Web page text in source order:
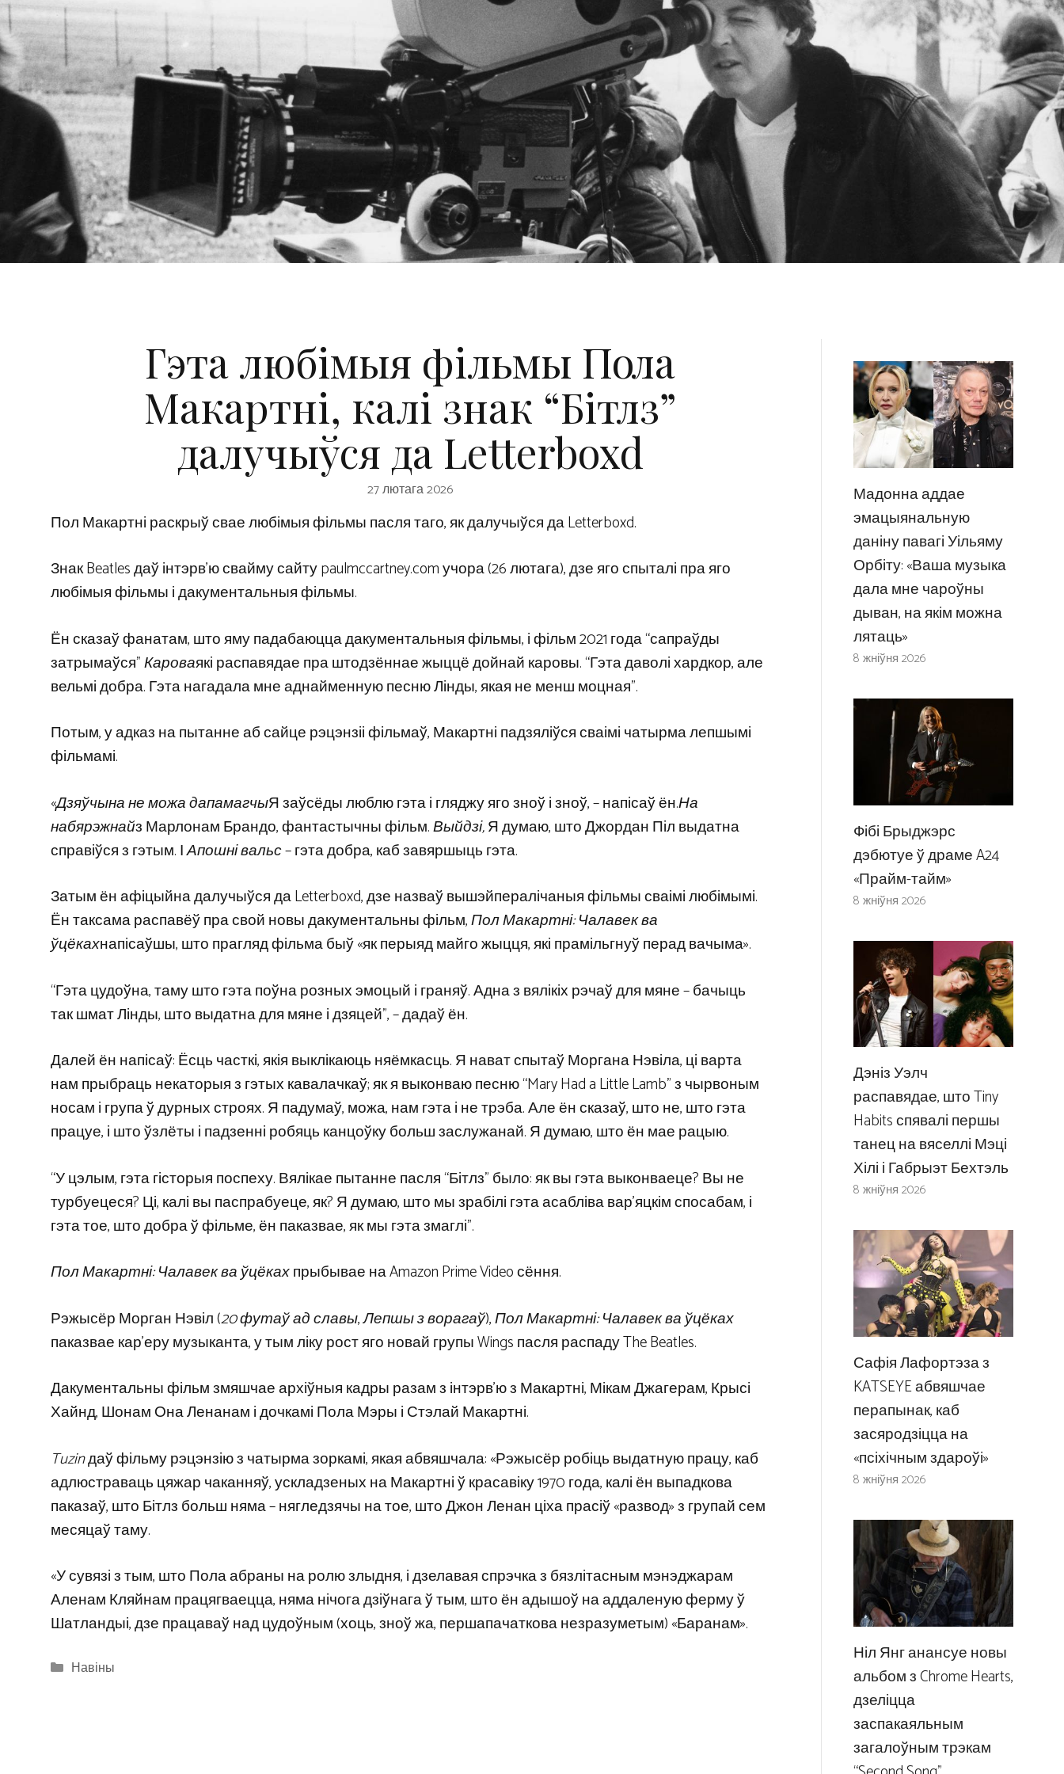
Гэта любімыя фільмы Пола
Макартні, калі знак “Бітлз”
далучыўся да Letterboxd
27 лютага 2026
Пол Макартні раскрыў свае любімыя фільмы пасля таго, як далучыўся да Letterboxd.
Знак Beatles даў інтэрв’ю свайму сайту paulmccartney.com учора (26 лютага), дзе яго спыталі пра яго
любімыя фільмы і дакументальныя фільмы.
Ён сказаў фанатам, што яму падабаюцца дакументальныя фільмы, і фільм 2021 года “сапраўды
затрымаўся”Кароваякі распавядае пра штодзённае жыццё дойнай каровы. “Гэта даволі хардкор, але
вельмі добра. Гэта нагадала мне аднайменную песню Лінды, якая не менш моцная”.
Потым, у адказ на пытанне аб сайце рэцэнзіі фільмаў, Макартні падзяліўся сваімі чатырма лепшымі
фільмамі.
«Дзяўчына не можа дапамагчыЯ заўсёды люблю гэта і гляджу яго зноў і зноў, – напісаў ён.На
набярэжнайз Марлонам Брандо, фантастычны фільм.Выйдзі,Я думаю, што Джордан Піл выдатна
справіўся з гэтым. ІАпошні вальс– гэта добра, каб завяршыць гэта.
Затым ён афіцыйна далучыўся да Letterboxd, дзе назваў вышэйпералічаныя фільмы сваімі любімымі.
Ён таксама распавёў пра свой новы дакументальны фільм,Пол Макартні: Чалавек ва
ўцёкахнапісаўшы, што прагляд фільма быў «як перыяд майго жыцця, які прамільгнуў перад вачыма».
“Гэта цудоўна, таму што гэта поўна розных эмоцый і граняў. Адна з вялікіх рэчаў для мяне – бачыць
так шмат Лінды, што выдатна для мяне і дзяцей”, – дадаў ён.
Далей ён напісаў: Ёсць часткі, якія выклікаюць няёмкасць. Я нават спытаў Моргана Нэвіла, ці варта
нам прыбраць некаторыя з гэтых кавалачкаў; як я выконваю песню “Mary Had a Little Lamb” з чырвоным
носам і група ў дурных строях. Я падумаў, можа, нам гэта і не трэба. Але ён сказаў, што не, што гэта
працуе, і што ўзлёты і падзенні робяць канцоўку больш заслужанай. Я думаю, што ён мае рацыю.
“У цэлым, гэта гісторыя поспеху. Вялікае пытанне пасля “Бітлз” было: як вы гэта выконваеце? Вы не
турбуецеся? Ці, калі вы паспрабуеце, як? Я думаю, што мы зрабілі гэта асабліва вар’яцкім спосабам, і
гэта тое, што добра ў фільме, ён паказвае, як мы гэта змаглі”.
Пол Макартні: Чалавек ва ўцёкахпрыбывае на Amazon Prime Video сёння.
Рэжысёр Морган Нэвіл (20 футаў ад славы,Лепшы з ворагаў),Пол Макартні: Чалавек ва ўцёках
паказвае кар’еру музыканта, у тым ліку рост яго новай групы Wings пасля распаду The Beatles.
Дакументальны фільм змяшчае архіўныя кадры разам з інтэрв’ю з Макартні, Мікам Джагерам, Крысі
Хайнд, Шонам Она Ленанам і дочкамі Пола Мэры і Стэлай Макартні.
Tuzinдаў фільму рэцэнзію з чатырма зоркамі, якая абвяшчала: «Рэжысёр робіць выдатную працу, каб
адлюстраваць цяжар чаканняў, ускладзеных на Макартні ў красавіку 1970 года, калі ён выпадкова
паказаў, што Бітлз больш няма – нягледзячы на ​​тое, што Джон Ленан ціха прасіў «развод» з групай сем
месяцаў таму.
«У сувязі з тым, што Пола абраны на ролю злыдня, і дзелавая спрэчка з бязлітасным мэнэджарам
Аленам Кляйнам працягваецца, няма нічога дзіўнага ў тым, што ён адышоў на аддаленую ферму ў
Шатландыі, дзе працаваў над цудоўным (хоць, зноў жа, першапачаткова незразуметым) «Баранам».
Categories
Навіны
Мадонна аддае
эмацыянальную
даніну павагі Уільяму
Орбіту: «Ваша музыка
дала мне чароўны
дыван, на якім можна
лятаць»
8 жніўня 2026
Фібі Брыджэрс
дэбютуе ў драме A24
«Прайм-тайм»
8 жніўня 2026
Дэніз Уэлч
распавядае, што Tiny
Habits спявалі першы
танец на вяселлі Мэці
Хілі і Габрыэт Бехтэль
8 жніўня 2026
Сафія Лафортэза з
KATSEYE абвяшчае
перапынак, каб
засяродзіцца на
«псіхічным здароўі»
8 жніўня 2026
Ніл Янг анансуе новы
альбом з Chrome Hearts,
дзеліцца
заспакаяльным
загалоўным трэкам